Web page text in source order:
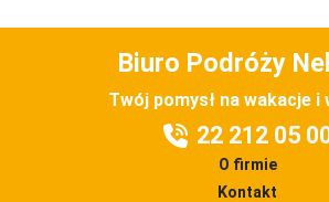
Biuro Podróży
Twój pomysł na wakacje i
22 212 05
O firmie
Kontakt